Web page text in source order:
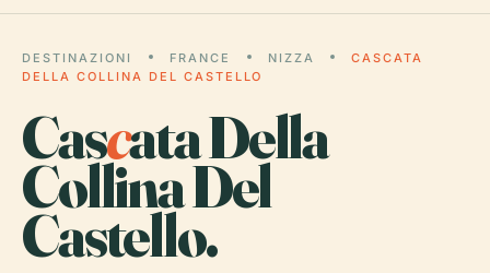
DESTINAZIONI FRANCE NIZZA
CASCATA
DELLA COLLINA DEL CASTELLO
Cascata Della
Collina Del
Castello.